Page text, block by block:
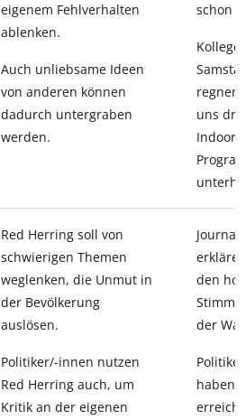
eigenem Fehlverhalten
ablenken.
Auch unliebsame Ideen
von anderen können
dadurch untergraben
werden.
schon
uns
Indoor-
Red Herring soll von
schwierigen Themen
weglenken, die Unmut in
der Bevölkerung
auslösen.
Politiker/-innen nutzen
Red Herring auch, um
Kritik an der eigenen
den
der
haben